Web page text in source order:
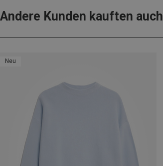
Andere Kunden kauften auch
Neu